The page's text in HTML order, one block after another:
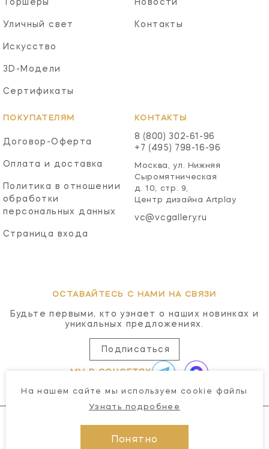
Торшеры
Уличный свет
Искусство
3D-Модели
Сертификаты
Новости
Контакты
ПОКУПАТЕЛЯМ
Договор-Оферта
Оплата и доставка
Политика в отношении
обработки
персональных данных
Страница входа
КОНТАКТЫ
8 (800) 302-61-96
+7 (495) 798-16-96
Москва, ул. Нижняя
Сыромятническая
д. 10, стр. 9,
Центр дизайна Artplay
vc@vcgallery.ru
ОСТАВАЙТЕСЬ С НАМИ НА СВЯЗИ
Будьте первыми, кто узнает о наших новинках и
уникальных предложениях.
Подписаться
МЫ В СОЦСЕТЯХ
На нашем сайте мы используем cookie файлы
Узнать подробнее
Понятно